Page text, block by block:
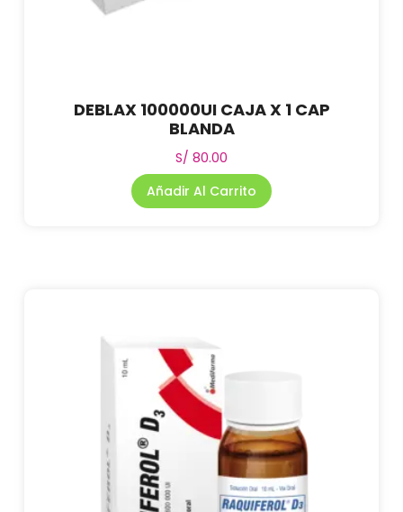
DEBLAX 100000UI CAJA X 1 CAP
BLANDA
S/ 80.00
Añadir Al Carrito